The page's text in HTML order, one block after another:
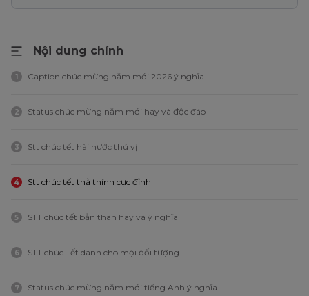
Nội dung chính
1 Caption chúc mừng năm mới 2026 ý nghĩa
2 Status chúc mừng năm mới hay và độc đáo
3 Stt chúc tết hài hước thú vị
4 Stt chúc tết thả thính cực đỉnh
5 STT chúc tết bản thân hay và ý nghĩa
6 STT chúc Tết dành cho mọi đối tượng
7 Status chúc mừng năm mới tiếng Anh ý nghĩa